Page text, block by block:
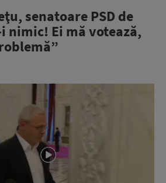
senatoare PSD de
nimic! Ei mă votează,